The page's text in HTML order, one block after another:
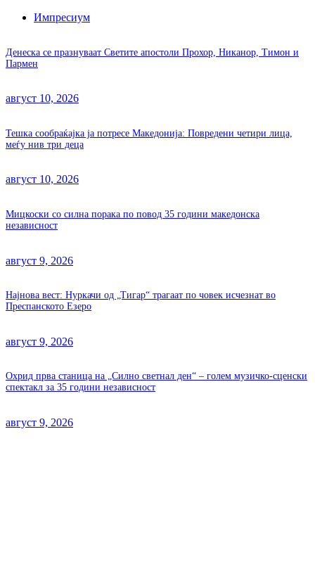
Импресиум
Денеска се празнуваат Светите апостоли Прохор, Никанор, Тимон и
Пармен
август 10, 2026
Тешка сообраќајка ја потресе Македонија: Повредени четири лица,
меѓу нив три деца
август 10, 2026
Мицкоски со силна порака по повод 35 години македонска
независност
август 9, 2026
Најнова вест: Нуркачи од „Тигар“ трагаат по човек исчезнат во
Преспанското Езеро
август 9, 2026
Охрид прва станица на „Силно светнал ден“ – голем музичко-сценски
спектакл за 35 години независност
август 9, 2026